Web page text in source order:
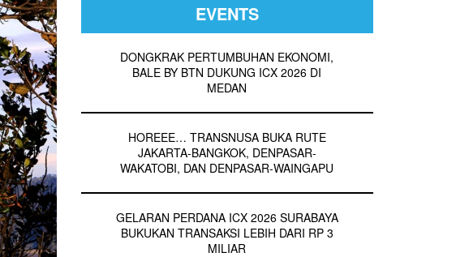
EVENTS
DONGKRAK PERTUMBUHAN EKONOMI,
BALE BY BTN DUKUNG ICX 2026 DI
MEDAN
HOREEE… TRANSNUSA BUKA RUTE
JAKARTA-BANGKOK, DENPASAR-
WAKATOBI, DAN DENPASAR-WAINGAPU
GELARAN PERDANA ICX 2026 SURABAYA
BUKUKAN TRANSAKSI LEBIH DARI RP 3
MILIAR